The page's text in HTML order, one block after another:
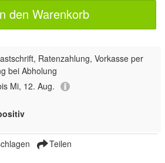
den Warenkorb
Ratenzahlung, Vorkasse per
bei Abholung
Mi, 12. Aug.
Teilen